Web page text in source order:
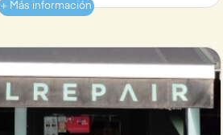
+ Más información